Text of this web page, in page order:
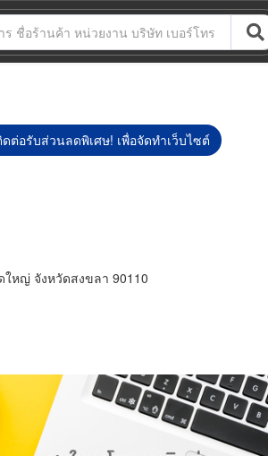
ต่อรับส่วนลดพิเศษ! เพื่อจัดทำเว็บไซต์
ใหญ่ จังหวัดสงขลา 90110